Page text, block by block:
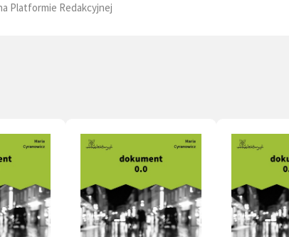
Platformie Redakcyjnej